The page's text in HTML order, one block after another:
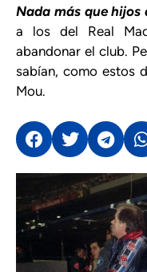
Nada más que hijos
a los del Real
abandonar el club.
sabían, como estos
Mou.